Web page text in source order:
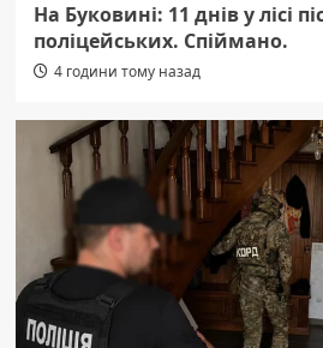
На Буковині: 11 днів у лісі
поліцейських. Спіймано.
4 години тому назад